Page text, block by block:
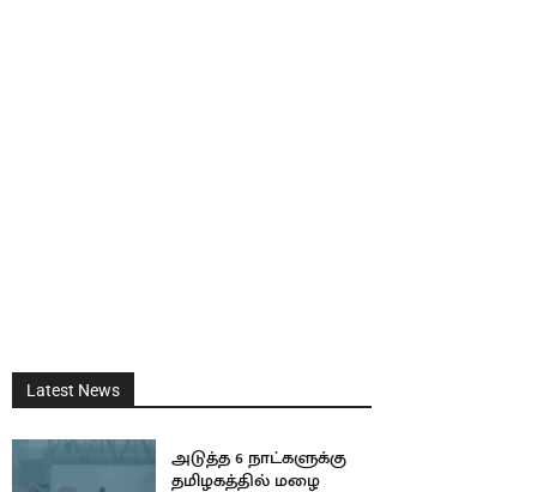
Latest News
அடுத்த 6 நாட்களுக்கு
தமிழகத்தில் மழை